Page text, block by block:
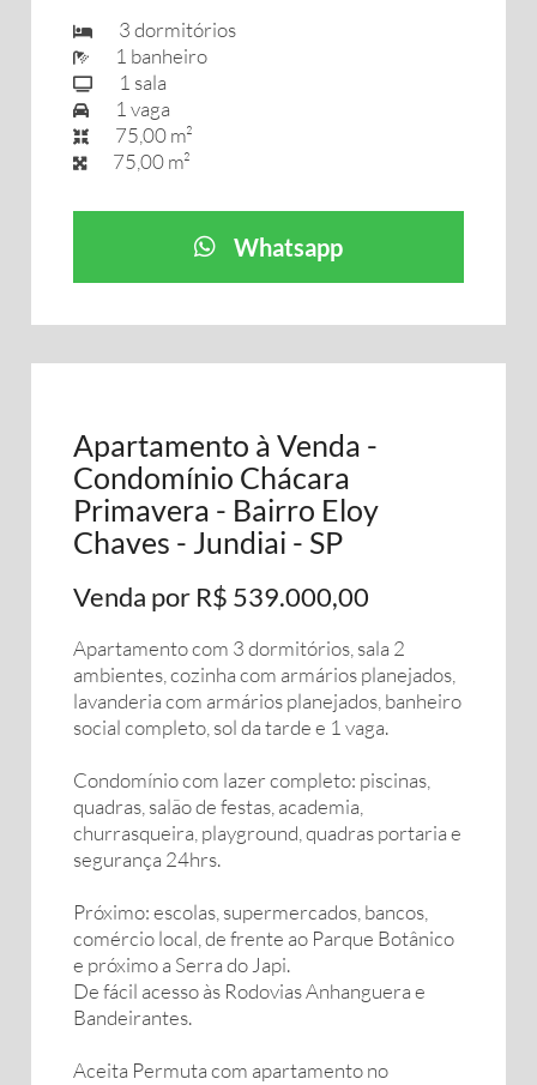
3 dormitórios
1 banheiro
1 sala
1 vaga
75,00 m²
75,00 m²
Whatsapp
Apartamento à Venda -
Condomínio Chácara
Primavera - Bairro Eloy
Chaves - Jundiai - SP
Venda por R$ 539.000,00
Apartamento com 3 dormitórios, sala 2
ambientes, cozinha com armários planejados,
lavanderia com armários planejados, banheiro
social completo, sol da tarde e 1 vaga.
Condomínio com lazer completo: piscinas,
quadras, salão de festas, academia,
churrasqueira, playground, quadras portaria e
segurança 24hrs.
Próximo: escolas, supermercados, bancos,
comércio local, de frente ao Parque Botânico
e próximo a Serra do Japi.
De fácil acesso às Rodovias Anhanguera e
Bandeirantes.
Aceita Permuta com apartamento no